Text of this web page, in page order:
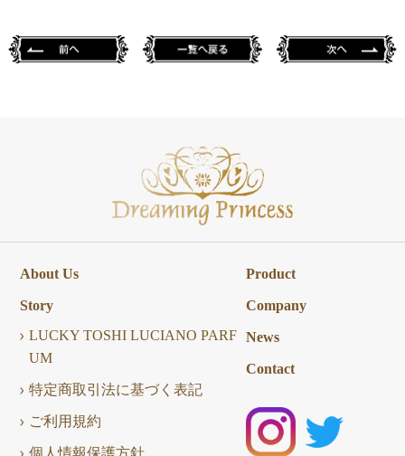
About Us
Story
LUCKY TOSHI LUCIANO PARF
UM
特定商取引法に基づく表記
ご利用規約
Product
Company
News
Contact